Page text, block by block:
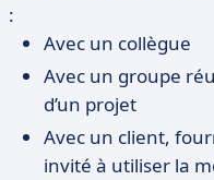
:
Avec un collègue
Avec un groupe
d’un projet
Avec un client,
invité à utiliser la